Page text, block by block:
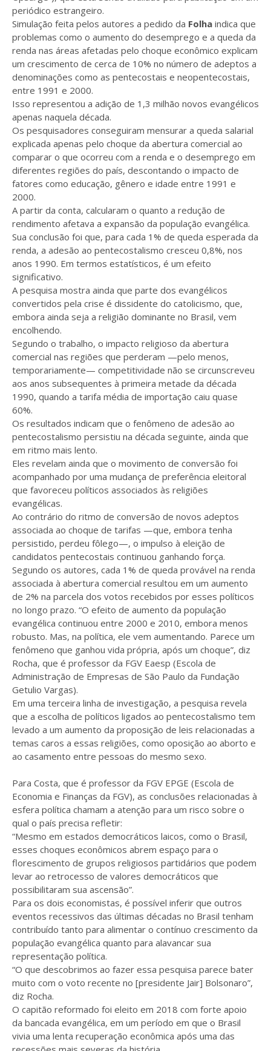
periódico estrangeiro.
Simulação feita pelos autores a pedido da Folha indica que
problemas como o aumento do desemprego e a queda da
renda nas áreas afetadas pelo choque econômico explicam
um crescimento de cerca de 10% no número de adeptos a
denominações como as pentecostais e neopentecostais,
entre 1991 e 2000.
Isso representou a adição de 1,3 milhão novos evangélicos
apenas naquela década.
Os pesquisadores conseguiram mensurar a queda salarial
explicada apenas pelo choque da abertura comercial ao
comparar o que ocorreu com a renda e o desemprego em
diferentes regiões do país, descontando o impacto de
fatores como educação, gênero e idade entre 1991 e
2000.
A partir da conta, calcularam o quanto a redução de
rendimento afetava a expansão da população evangélica.
Sua conclusão foi que, para cada 1% de queda esperada da
renda, a adesão ao pentecostalismo cresceu 0,8%, nos
anos 1990. Em termos estatísticos, é um efeito
significativo.
A pesquisa mostra ainda que parte dos evangélicos
convertidos pela crise é dissidente do catolicismo, que,
embora ainda seja a religião dominante no Brasil, vem
encolhendo.
Segundo o trabalho, o impacto religioso da abertura
comercial nas regiões que perderam —pelo menos,
temporariamente— competitividade não se circunscreveu
aos anos subsequentes à primeira metade da década
1990, quando a tarifa média de importação caiu quase
60%.
Os resultados indicam que o fenômeno de adesão ao
pentecostalismo persistiu na década seguinte, ainda que
em ritmo mais lento.
Eles revelam ainda que o movimento de conversão foi
acompanhado por uma mudança de preferência eleitoral
que favoreceu políticos associados às religiões
evangélicas.
Ao contrário do ritmo de conversão de novos adeptos
associada ao choque de tarifas —que, embora tenha
persistido, perdeu fôlego—, o impulso à eleição de
candidatos pentecostais continuou ganhando força.
Segundo os autores, cada 1% de queda provável na renda
associada à abertura comercial resultou em um aumento
de 2% na parcela dos votos recebidos por esses políticos
no longo prazo. “O efeito de aumento da população
evangélica continuou entre 2000 e 2010, embora menos
robusto. Mas, na política, ele vem aumentando. Parece um
fenômeno que ganhou vida própria, após um choque”, diz
Rocha, que é professor da FGV Eaesp (Escola de
Administração de Empresas de São Paulo da Fundação
Getulio Vargas).
Em uma terceira linha de investigação, a pesquisa revela
que a escolha de políticos ligados ao pentecostalismo tem
levado a um aumento da proposição de leis relacionadas a
temas caros a essas religiões, como oposição ao aborto e
ao casamento entre pessoas do mesmo sexo.
Para Costa, que é professor da FGV EPGE (Escola de
Economia e Finanças da FGV), as conclusões relacionadas à
esfera política chamam a atenção para um risco sobre o
qual o país precisa refletir:
“Mesmo em estados democráticos laicos, como o Brasil,
esses choques econômicos abrem espaço para o
florescimento de grupos religiosos partidários que podem
levar ao retrocesso de valores democráticos que
possibilitaram sua ascensão”.
Para os dois economistas, é possível inferir que outros
eventos recessivos das últimas décadas no Brasil tenham
contribuído tanto para alimentar o contínuo crescimento da
população evangélica quanto para alavancar sua
representação política.
“O que descobrimos ao fazer essa pesquisa parece bater
muito com o voto recente no [presidente Jair] Bolsonaro”,
diz Rocha.
O capitão reformado foi eleito em 2018 com forte apoio
da bancada evangélica, em um período em que o Brasil
vivia uma lenta recuperação econômica após uma das